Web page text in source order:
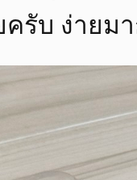
รับ ง่ายม